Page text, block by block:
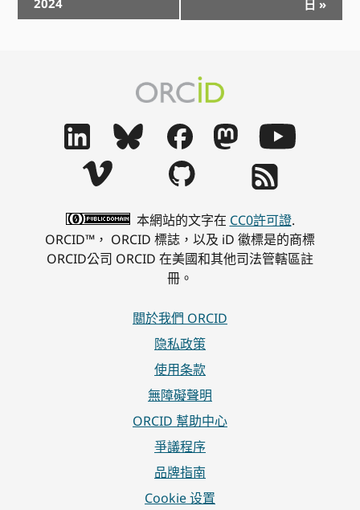
件
日 »
本網站的文字在 CC0許可證.
ORCID™， ORCID 標誌，以及 iD 徽標是的商標
ORCID公司 ORCID 在美國和其他司法管轄區註
冊。
關於我們 ORCID
隐私政策
使用条款
無障礙聲明
ORCID 幫助中心
爭議程序
品牌指南
Cookie 设置